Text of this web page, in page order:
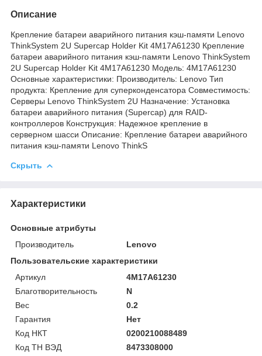
Описание
Крепление батареи аварийного питания кэш-памяти Lenovo
ThinkSystem 2U Supercap Holder Kit 4M17A61230 Крепление
батареи аварийного питания кэш-памяти Lenovo ThinkSystem
2U Supercap Holder Kit 4M17A61230 Модель: 4M17A61230
Основные характеристики: Производитель: Lenovo Тип
продукта: Крепление для суперконденсатора Совместимость:
Серверы Lenovo ThinkSystem 2U Назначение: Установка
батареи аварийного питания (Supercap) для RAID-
контроллеров Конструкция: Надежное крепление в
серверном шасси Описание: Крепление батареи аварийного
питания кэш-памяти Lenovo ThinkS
Скрыть
Характеристики
Основные атрибуты
Производитель
Lenovo
Пользовательские характеристики
Артикул
4M17A61230
Благотворительность
N
Вес
0.2
Гарантия
Нет
Код НКТ
0200210088489
Код ТН ВЭД
8473308000